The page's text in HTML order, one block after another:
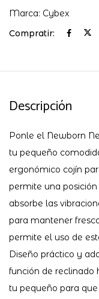
Marca: Cybex
Compratir:
Descripción
Ponle el Newborn
tu pequeño
ergonómico cojín
permite una
absorbe las
para mantener
permite el uso de
Diseño práctico y
función de reclinado
tu pequeño para